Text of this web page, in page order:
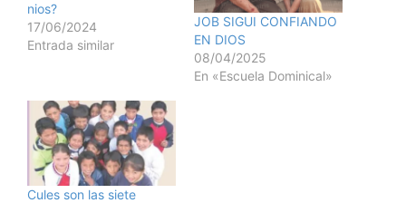
nios?
17/06/2024
Entrada similar
JOB SIGUI CONFIANDO
EN DIOS
08/04/2025
En «Escuela Dominical»
Cules son las siete